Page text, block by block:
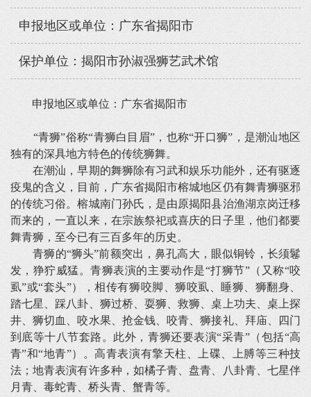
申报地区或单位：广东省揭阳市
保护单位：揭阳市孙淑强狮艺武术馆
申报地区或单位：广东省揭阳市
“青狮”俗称“青狮白目眉”，也称“开口狮”，是潮汕地区
独有的深具地方特色的传统狮舞。
在潮汕，早期的舞狮除有习武和娱乐功能外，还有驱逐
疫鬼的含义，目前，广东省揭阳市榕城地区仍有舞青狮驱邪
的传统习俗。榕城南门孙氏，是由原揭阳县治渔湖京岗迁移
而来的，一直以来，在宗族祭祀或喜庆的日子里，他们都要
舞青狮，至今已有三百多年的历史。
青狮的“狮头”前额突出，鼻孔高大，眼似铜铃，长须鬈
发，狰狞威猛。青狮表演的主要动作是“打狮节”（又称“咬
虱”或“套头”），相传有狮咬脚、狮咬虱、睡狮、狮翻身、
踏七星、踩八卦、狮过桥、耍狮、救狮、桌上功夫、桌上探
井、狮切血、咬水果、抢金钱、咬青、狮接礼、拜庙、四门
到底等十八节套路。此外，青狮还要表演“采青”（包括“高
青”和“地青”）。高青表演有擎天柱、上碟、上膊等三种技
法；地青表演有许多种，如橘子青、盘青、八卦青、七星伴
月青、毒蛇青、桥头青、蟹青等。